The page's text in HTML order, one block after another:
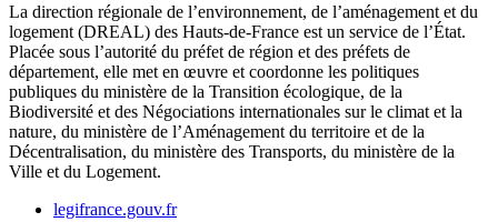
La direction régionale de l’environnement, de l’aménagement et du
logement (DREAL) des Hauts-de-France est un service de l’État.
Placée sous l’autorité du préfet de région et des préfets de
département, elle met en œuvre et coordonne les politiques
publiques du ministère de la Transition écologique, de la
Biodiversité et des Négociations internationales sur le climat et la
nature, du ministère de l’Aménagement du territoire et de la
Décentralisation, du ministère des Transports, du ministère de la
Ville et du Logement.
legifrance.gouv.fr